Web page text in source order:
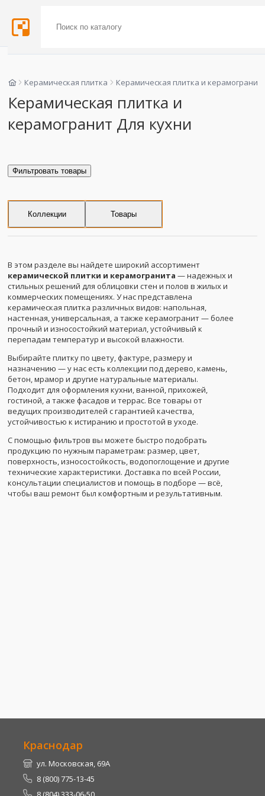
Керамическая плитка Керамическая плитка и керамогранит
Керамическая плитка и
керамогранит Для кухни
Фильтровать товары
Коллекции Товары
В этом разделе вы найдете широкий ассортимент
керамической плитки и керамогранита — надежных и
стильных решений для облицовки стен и полов в жилых и
коммерческих помещениях. У нас представлена
керамическая плитка различных видов: напольная,
настенная, универсальная, а также керамогранит — более
прочный и износостойкий материал, устойчивый к
перепадам температур и высокой влажности.
Выбирайте плитку по цвету, фактуре, размеру и
назначению — у нас есть коллекции под дерево, камень,
бетон, мрамор и другие натуральные материалы.
Подходит для оформления кухни, ванной, прихожей,
гостиной, а также фасадов и террас. Все товары от
ведущих производителей с гарантией качества,
устойчивостью к истиранию и простотой в уходе.
С помощью фильтров вы можете быстро подобрать
продукцию по нужным параметрам: размер, цвет,
поверхность, износостойкость, водопоглощение и другие
технические характеристики. Доставка по всей России,
консультации специалистов и помощь в подборе — всё,
чтобы ваш ремонт был комфортным и результативным.
Краснодар
ул. Московская, 69А
8 (800) 775-13-45